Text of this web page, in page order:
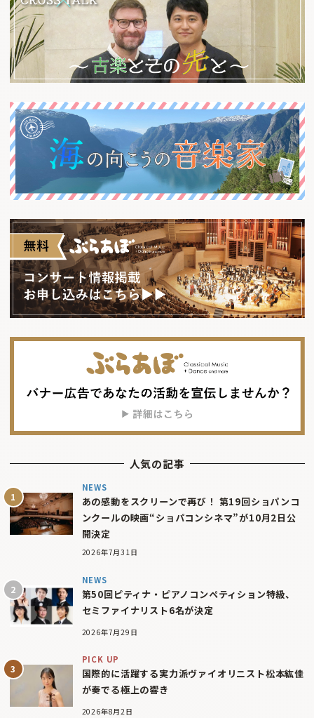
人気の記事
NEWS
あの感動をスクリーンで再び！ 第19回ショパンコ
ンクールの映画“ショパコンシネマ”が10月2日公
開決定
2026年7月31日
NEWS
第50回ピティナ・ピアノコンペティション特級、
セミファイナリスト6名が決定
2026年7月29日
PICK UP
国際的に活躍する実力派ヴァイオリニスト松本紘佳
が奏でる極上の響き
2026年8月2日